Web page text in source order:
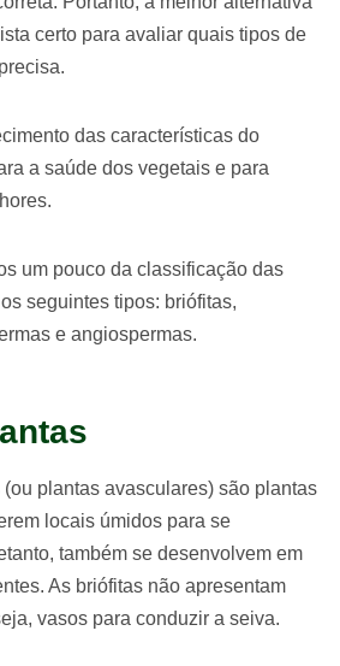
certo para avaliar quais tipos de
das características do
a saúde dos vegetais e para
um pouco da classificação das
seguintes tipos: briófitas,
e angiospermas.
plantas avasculares) são plantas
locais úmidos para se
também se desenvolvem em
As briófitas não apresentam
vasos para conduzir a seiva.